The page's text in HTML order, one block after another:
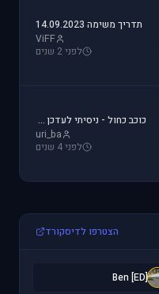
תדריך משימה 14.09.2023
ViFF
לפני 2 שנים
Mike_69th
כוכב כחול - ניסיתי לעדכן את לגירסה 1.1 וקיבלתי הודעת שגיאה.
uri_ba
לפני 4 שנים
הצטרפו לדיסקורד
[ED] Ben